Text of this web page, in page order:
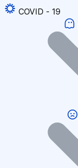
COVID - 19